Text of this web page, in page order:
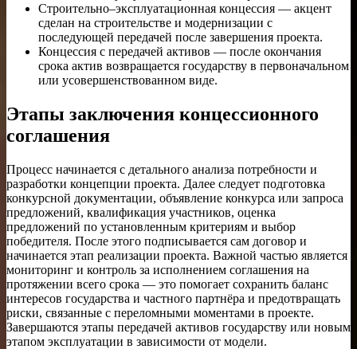
Строительно–эксплуатационная концессия — акцент
сделан на строительстве и модернизации с
последующей передачей после завершения проекта.
Концессия с передачей активов — после окончания
срока актив возвращается государству в первоначальном
или усовершенствованном виде.
Этапы заключения концессионного
соглашения
Процесс начинается с детального анализа потребности и
разработки концепции проекта. Далее следует подготовка
конкурсной документации, объявление конкурса или запроса
предложений, квалификация участников, оценка
предложений по установленным критериям и выбор
победителя. После этого подписывается сам договор и
начинается этап реализации проекта. Важной частью является
мониторинг и контроль за исполнением соглашения на
протяжении всего срока — это помогает сохранить баланс
интересов государства и частного партнёра и предотвращать
риски, связанные с переломными моментами в проекте.
Завершаются этапы передачей активов государству или новым
этапом эксплуатации в зависимости от модели.